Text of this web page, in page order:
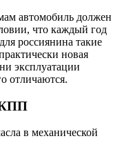
автомобиль должен
что каждый год
россиянина такие
новая
эксплуатации
отличаются.
в механической